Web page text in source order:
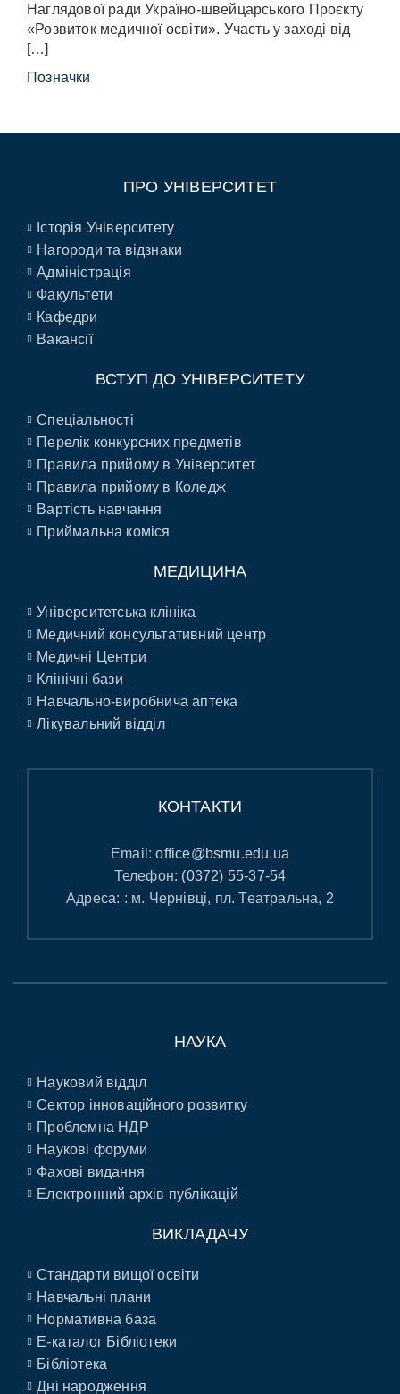
Наглядової ради Україно-швейцарського Проєкту
«Розвиток медичної освіти». Участь у заході від
[…]
Позначки
ПРО УНІВЕРСИТЕТ
Історія Університету
Нагороди та відзнаки
Адміністрація
Факультети
Кафедри
Вакансії
ВСТУП ДО УНІВЕРСИТЕТУ
Спеціальності
Перелік конкурсних предметів
Правила прийому в Університет
Правила прийому в Коледж
Вартість навчання
Приймальна коміся
МЕДИЦИНА
Університетська клініка
Медичний консультативний центр
Медичні Центри
Клінічні бази
Навчально-виробнича аптека
Лікувальний відділ
КОНТАКТИ
Email:office@bsmu.edu.ua
Телефон: (0372) 55-37-54
Адреса: : м. Чернівці, пл. Театральна, 2
НАУКА
Науковий відділ
Сектор інноваційного розвитку
Проблемна НДР
Наукові форуми
Фахові видання
Електронний архів публікацій
ВИКЛАДАЧУ
Стандарти вищої освіти
Навчальні плани
Нормативна база
E-каталог Бібліотеки
Бібліотека
Дні народження